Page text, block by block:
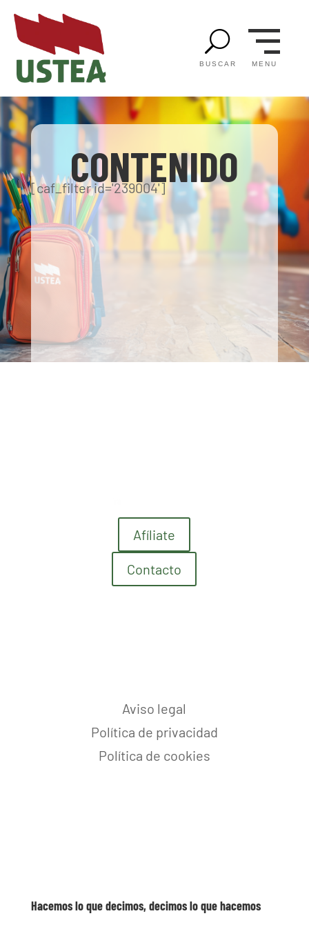
U
BUSCAR MENU
CONTENIDO
[caf_filter id='239004']
Afíliate
Contacto
Aviso legal
Política de privacidad
Política de cookies
Hacemos lo que decimos, decimos lo que hacemos